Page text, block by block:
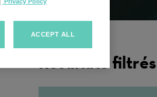
Résultats filtrés
ACCEPT ALL